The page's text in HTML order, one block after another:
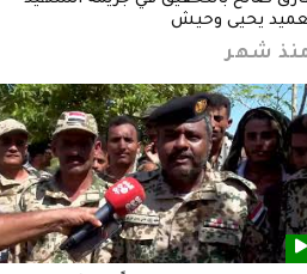
يحيى وحيش
شهر